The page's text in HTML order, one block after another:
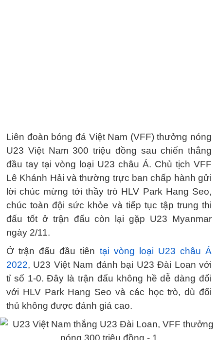
Liên đoàn bóng đá Việt Nam (VFF) thưởng nóng
U23 Việt Nam 300 triệu đồng sau chiến thắng
đầu tay tại vòng loại U23 châu Á. Chủ tịch VFF
Lê Khánh Hải và thường trực ban chấp hành gửi
lời chúc mừng tới thầy trò HLV Park Hang Seo,
chúc toàn đội sức khỏe và tiếp tục tập trung thi
đấu tốt ở trận đấu còn lại gặp U23 Myanmar
ngày 2/11.
Ở trận đấu đầu tiên tại vòng loại U23 châu Á
2022, U23 Việt Nam đánh bại U23 Đài Loan với
tỉ số 1-0. Đây là trận đấu không hề dễ dàng đối
với HLV Park Hang Seo và các học trò, dù đối
thủ không được đánh giá cao.